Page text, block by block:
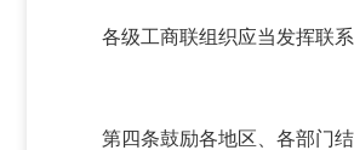
各级工商联组织应当发挥联
第四条鼓励各地区、各部门